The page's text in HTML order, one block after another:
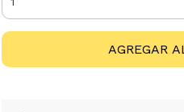
AGREGAR